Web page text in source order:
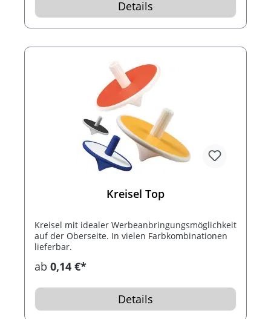
Details
Kreisel Top
Kreisel mit idealer Werbeanbringungsmöglichkeit
auf der Oberseite. In vielen Farbkombinationen
lieferbar.
ab 0,14 €*
Details